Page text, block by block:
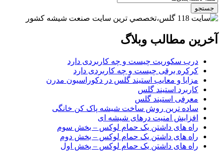
جستجو
آخرین مطالب وبلاگ
درب سکوریت چیست و چه کاربردی دارد
کرکره برقی چیست و چه کاربردی دارد
مزایا و معایب استیند گلس در دکوراسیون مدرن
کاربرد استیند گلس
معرفی استیند گلس
ساده ترین روش ساخت شیشه پاک کن خانگی
افزایش امنیت درهای شیشه ای
راه های داشتن یک حمام لوکس – بخش سوم
راه های داشتن یک حمام لوکس – بخش دوم
راه های داشتن یک حمام لوکس – بخش اول